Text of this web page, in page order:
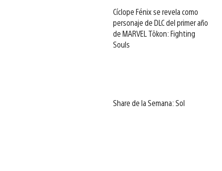
Cíclope Fénix se revela como
personaje de DLC del primer año
de MARVEL Tōkon: Fighting
Souls
Share de la Semana: Sol